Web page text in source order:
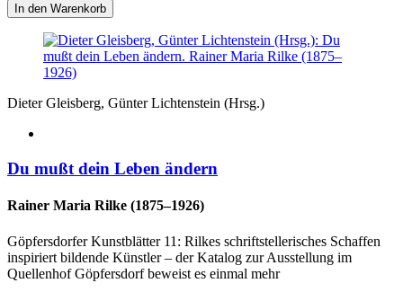
Dieter Gleisberg, Günter Lichtenstein (Hrsg.)
Du mußt dein Leben ändern
Rainer Maria Rilke (1875–1926)
Göpfersdorfer Kunstblätter 11: Rilkes schriftstellerisches Schaffen
inspiriert bildende Künstler – der Katalog zur Ausstellung im
Quellenhof Göpfersdorf beweist es einmal mehr